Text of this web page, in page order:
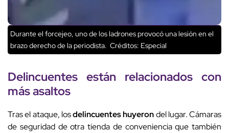
Durante el forcejeo, uno de los ladrones provocó una lesión en el
brazo derecho de la periodista. Créditos: Especial
Delincuentes están relacionados con
más asaltos
Tras el ataque, losdelincuentes huyerondel lugar. Cámaras
de seguridad de otra tienda de conveniencia que también